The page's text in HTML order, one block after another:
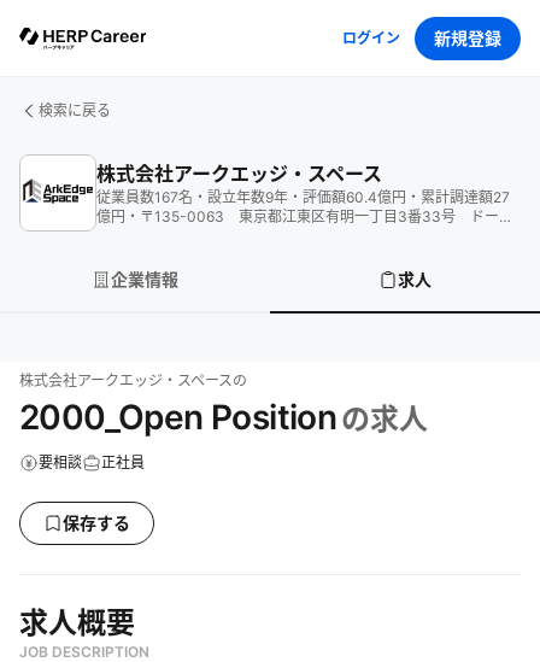
ログイン 新規登録
検索に戻る
株式会社アークエッジ・スペース
従業員数167名 ・ 設立年数9年 ・ 評価額60.4億円 ・ 累計調達額27
億円 ・ 〒135-0063 東京都江東区有明一丁目3番33号 ドーム
企業情報 求人
株式会社アークエッジ・スペースの
2000_Open Positionの求人
要相談 正社員
保存する
求人概要
JOB DESCRIPTION